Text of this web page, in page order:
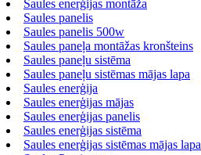
Saules enerģijas montāža
Saules panelis
Saules panelis 500w
Saules paneļa montāžas kronšteins
Saules paneļu sistēma
Saules paneļu sistēmas mājas lapa
Saules enerģija
Saules enerģijas mājas
Saules enerģijas panelis
Saules enerģijas sistēma
Saules enerģijas sistēmas mājas lapa